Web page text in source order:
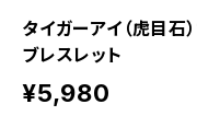
タイガーアイ（虎目石
ブレスレット
¥5,980